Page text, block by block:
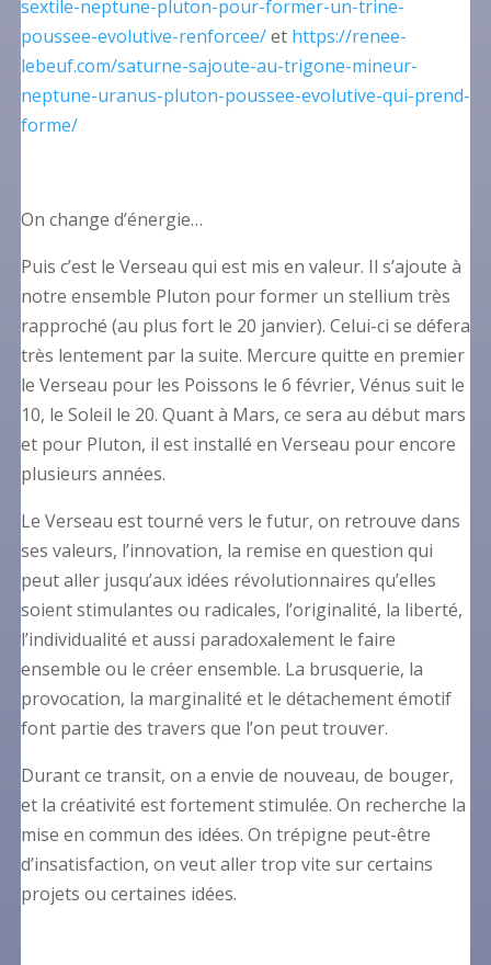
sextile-neptune-pluton-pour-former-un-trine-
poussee-evolutive-renforcee/et https://renee-
lebeuf.com/saturne-sajoute-au-trigone-mineur-
neptune-uranus-pluton-poussee-evolutive-qui-prend-
forme/
On change d’énergie…
Puis c’est le Verseau qui est mis en valeur. Il s’ajoute à
notre ensemble Pluton pour former un stellium très
rapproché (au plus fort le 20 janvier). Celui-ci se défera
très lentement par la suite. Mercure quitte en premier
le Verseau pour les Poissons le 6 février, Vénus suit le
10, le Soleil le 20. Quant à Mars, ce sera au début mars
et pour Pluton, il est installé en Verseau pour encore
plusieurs années.
Le Verseau est tourné vers le futur, on retrouve dans
ses valeurs, l’innovation, la remise en question qui
peut aller jusqu’aux idées révolutionnaires qu’elles
soient stimulantes ou radicales, l’originalité, la liberté,
l’individualité et aussi paradoxalement le faire
ensemble ou le créer ensemble. La brusquerie, la
provocation, la marginalité et le détachement émotif
font partie des travers que l’on peut trouver.
Durant ce transit, on a envie de nouveau, de bouger,
et la créativité est fortement stimulée. On recherche la
mise en commun des idées. On trépigne peut-être
d’insatisfaction, on veut aller trop vite sur certains
projets ou certaines idées.